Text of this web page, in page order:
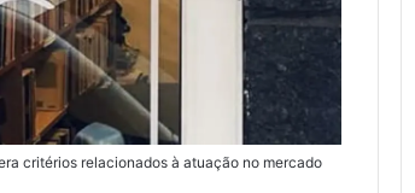
critérios relacionados à atuação no mercado